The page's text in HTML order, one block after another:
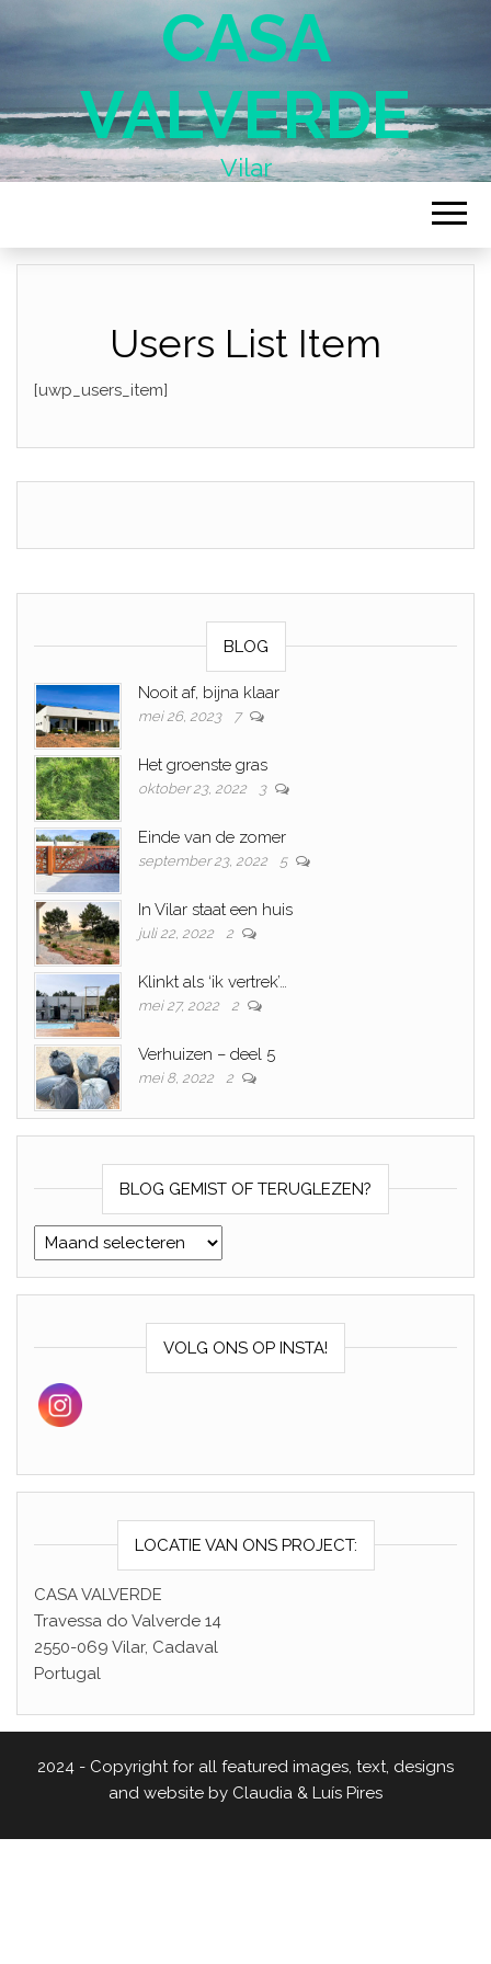
CASA
VALVERDE
Vilar
Users List Item
[uwp_users_item]
BLOG
Nooit af, bijna klaar
mei 26, 2023 7
Het groenste gras
oktober 23, 2022 3
Einde van de zomer
september 23, 2022 5
In Vilar staat een huis
juli 22, 2022 2
Klinkt als ‘ik vertrek’…
mei 27, 2022 2
Verhuizen – deel 5
mei 8, 2022 2
BLOG GEMIST OF TERUGLEZEN?
Blog gemist of teruglezen?
VOLG ONS OP INSTA!
LOCATIE VAN ONS PROJECT:
CASA VALVERDE
Travessa do Valverde 14
2550-069 Vilar, Cadaval
Portugal
2024 - Copyright for all featured images, text, designs
and website by Claudia & Luís Pires